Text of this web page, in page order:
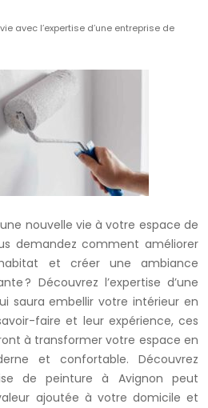
avec l’expertise d’une entreprise de
nouvelle vie à votre espace de
demandez comment améliorer
et créer une ambiance
? Découvrez l’expertise d’une
saura embellir votre intérieur en
faire et leur expérience, ces
à transformer votre espace en
et confortable. Découvrez
de peinture à Avignon peut
ajoutée à votre domicile et